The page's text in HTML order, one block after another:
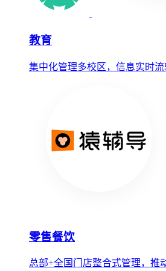
教育
集中化管理多校区，信息实时
零售餐饮
总部+全国门店整合式管理，推